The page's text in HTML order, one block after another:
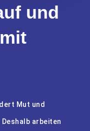
und
Mut und
arbeiten